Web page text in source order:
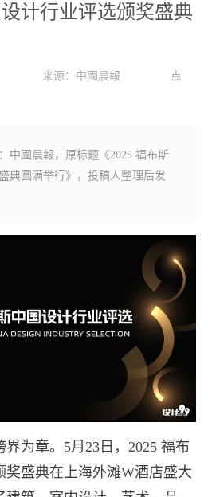
计行业评选颁奖盛典
来源：中國晨報
点
中國晨報，原标题《2025 福布斯
典圆满举行》，投稿人整理后发
为章。5月23日，2025 福布
奖盛典在上海外滩W酒店盛大